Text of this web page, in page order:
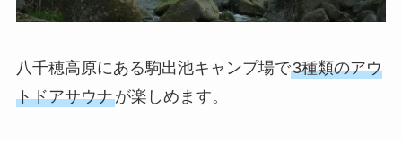
八千穂高原にある駒出池キャンプ場で3種類のアウ
トドアサウナが楽しめます。